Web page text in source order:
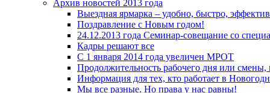
Архив новостей 2013 года
Выездная ярмарка – удобно, быстро,
Поздравление с Новым годом!
24.12.2013 года Семинар-совещание со
Кадры решают все
С 1 января 2014 года увеличен МРОТ
Продолжительность рабочего дня или
Информация для тех, кто работает в
Мы все разные. Но права у нас равны!